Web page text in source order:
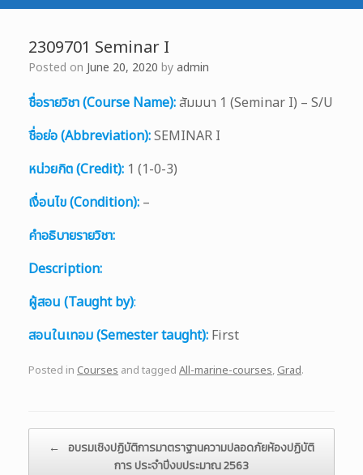
2309701 Seminar I
Posted on June 20, 2020 byadmin
ชื่อรายวิชา (Course Name):สัมมนา 1 (Seminar I) – S/U
ชื่อย่อ (Abbreviation):SEMINAR I
หน่วยกิต (Credit): 1 (1-0-3)
เงื่อนไข (Condition): –
คำอธิบายรายวิชา:
Description:
ผู้สอน (Taught by):
สอนในเทอม (Semester taught): First
Posted in Courses and tagged All-marine-courses, Grad.
← อบรมเชิงปฏิบัติการมาตราฐานความปลอดภัยห้องปฏิบัติ
การ ประจำปีงบประมาณ 2563